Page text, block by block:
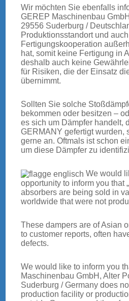
und nicht zuletzt unsere
GEREP zu einem erfolgreichen
Unternehmen gemacht.
Wir laden Sie ein, uns jetzt
STRASSENBAHN
Wir möchten Sie ebenfalls
GEREP Maschinenbau
29556 Suderburg /
Produktionsstandort und
Fertigungskooperation
hat, somit keine Fertigung in
deshalb auch keine
für Risiken, die der Einsatz
übernimmt.
Sollten Sie solche
bekommen oder besitzen –
es sich um Dämpfer handelt,
GERMANY gefertigt wurden,
gerne an. Oftmals ist schon
um diese Dämpfer zu
We would
opportunity to inform you that
absorbers are being sold in
worldwide that were not
These dampers are of Asian
to customer reports, often
defects.
We would like to inform you
Maschinenbau GmbH, Alter
Suderburg / Germany does
production facility or